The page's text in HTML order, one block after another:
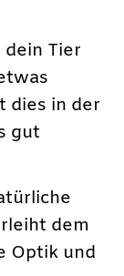
dein Tier
dies in der
gut
dem
Optik und